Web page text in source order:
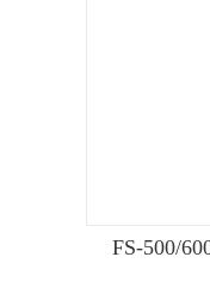
FS-500/